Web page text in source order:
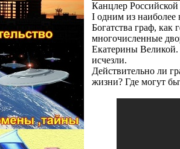
Канцлер
I одним из наиболее
Богатства граф,
многочисленные
Екатерины Великой.
исчезли.
Действительно ли
жизни? Где могут